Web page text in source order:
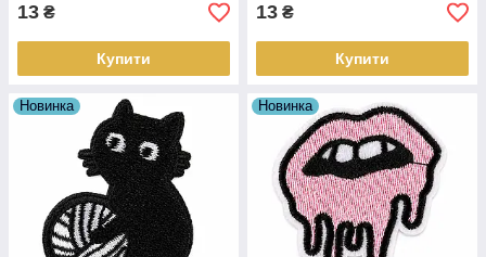
13 ₴
Купити
13 ₴
Купити
Новинка Новинка